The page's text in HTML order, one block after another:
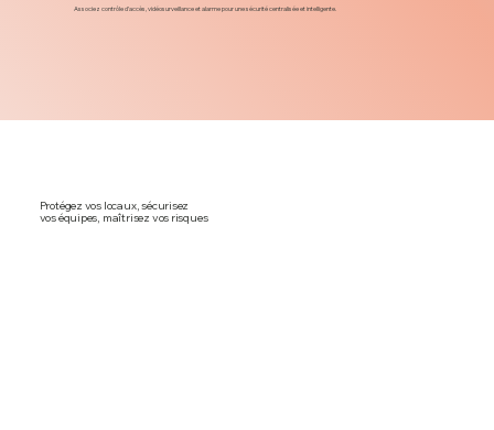
Associez contrôle d’accès, vidéosurveillance et alarme pour une sécurité centralisée et intelligente.
Protégez vos locaux, sécurisez
vos équipes, maîtrisez vos risques